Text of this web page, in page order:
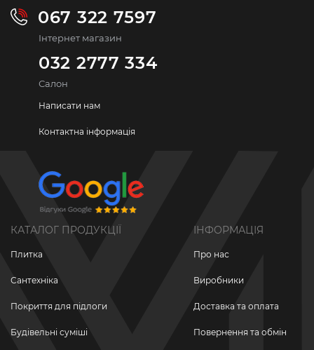
067 322 7597
Інтернет магазин
032 2777 334
Салон
Написати нам
Контактна інформація
КАТАЛОГ ПРОДУКЦІЇ
Плитка
Сантехніка
Покриття для підлоги
Будівельні суміші
ІНФОРМАЦІЯ
Про нас
Виробники
Доставка та оплата
Повернення та обмін